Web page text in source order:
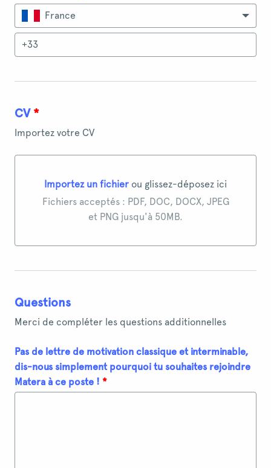
France
CV *
Importez votre CV
Importez un fichier ou glissez-déposez ici
Importez un fichier ou glissez-déposez ici
Fichiers acceptés : PDF, DOC, DOCX, JPEG
et PNG jusqu'à 50MB.
Questions
Merci de compléter les questions additionnelles
Pas de lettre de motivation classique et interminable,
dis-nous simplement pourquoi tu souhaites rejoindre
Matera à ce poste ! *